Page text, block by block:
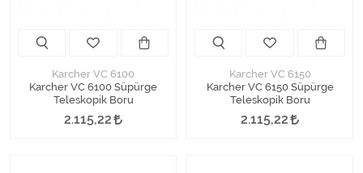
Karcher VC 6100
Karcher VC 6100 Süpürge
Teleskopik Boru
2.115,22
Karcher VC 6150
Karcher VC 6150 Süpürge
Teleskopik Boru
2.115,22